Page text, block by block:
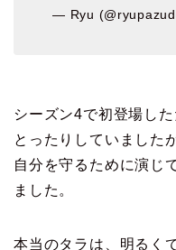
— Ryu
シーズン4で初登場し
とったりしていました
自分を守るために演じ
ました。
本当のタラは、明るく